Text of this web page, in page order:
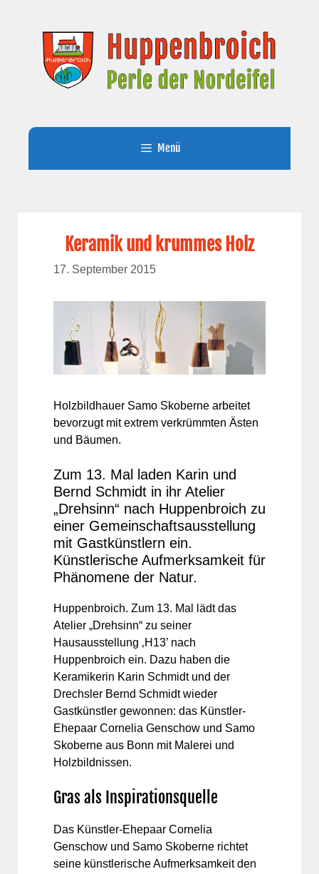
springen
Menü
Keramik und krummes Holz
17. September 2015
Holzbildhauer Samo Skoberne arbeitet
bevorzugt mit extrem verkrümmten Ästen
und Bäumen.
Zum 13. Mal laden Karin und
Bernd Schmidt in ihr Atelier
„Drehsinn“ nach Huppenbroich zu
einer Gemeinschaftsausstellung
mit Gastkünstlern ein.
Künstlerische Aufmerksamkeit für
Phänomene der Natur.
Huppenbroich. Zum 13. Mal lädt das
Atelier „Drehsinn“ zu seiner
Hausausstellung ‚H13’ nach
Huppenbroich ein. Dazu haben die
Keramikerin Karin Schmidt und der
Drechsler Bernd Schmidt wieder
Gastkünstler gewonnen: das Künstler-
Ehepaar Cornelia Genschow und Samo
Skoberne aus Bonn mit Malerei und
Holzbildnissen.
Gras als Inspirationsquelle
Das Künstler-Ehepaar Cornelia
Genschow und Samo Skoberne richtet
seine künstlerische Aufmerksamkeit den